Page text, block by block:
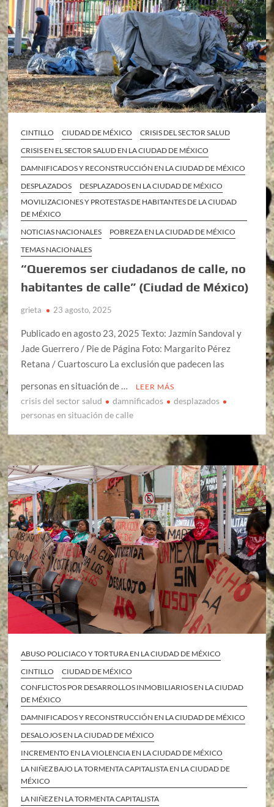
CINTILLO CIUDAD DE MÉXICO
CRISIS DEL SECTOR SALUD
CRISIS EN EL SECTOR SALUD EN LA CIUDAD DE MÉXICO
DAMNIFICADOS Y RECONSTRUCCIÓN EN LA CIUDAD DE MÉXICO
DESPLAZADOS
DESPLAZADOS EN LA CIUDAD DE MÉXICO
MOVILIZACIONES Y PROTESTAS DE HABITANTES DE LA CIUDAD
DE MÉXICO
NOTICIAS NACIONALES
POBREZA EN LA CIUDAD DE MÉXICO
TEMAS NACIONALES
“Queremos ser ciudadanos de calle, no
habitantes de calle” (Ciudad de México)
grieta 23 agosto, 2025
Publicado en agosto 23, 2025 Texto: Jazmín Sandoval y
Jade Guerrero / Pie de Página Foto: Margarito Pérez
Retana / Cuartoscuro La exclusión que padecen las
personas en situación de …
LEER MÁS
crisis del sector salud damnificados
desplazados
personas en situación de calle
ABUSO POLICIACO Y TORTURA EN LA CIUDAD DE MÉXICO
CINTILLO
CIUDAD DE MÉXICO
CONFLICTOS POR DESARROLLOS INMOBILIARIOS EN LA CIUDAD
DE MÉXICO
DAMNIFICADOS Y RECONSTRUCCIÓN EN LA CIUDAD DE MÉXICO
DESALOJOS EN LA CIUDAD DE MÉXICO
INCREMENTO EN LA VIOLENCIA EN LA CIUDAD DE MÉXICO
LA NIÑEZ BAJO LA TORMENTA CAPITALISTA EN LA CIUDAD DE
MÉXICO
LA NIÑEZ EN LA TORMENTA CAPITALISTA